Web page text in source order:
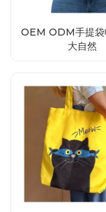
OEM ODM手提袋
大自然